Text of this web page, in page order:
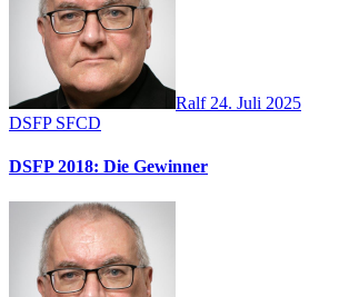
Ralf 24. Juli 2025
DSFP SFCD
DSFP 2018: Die Gewinner